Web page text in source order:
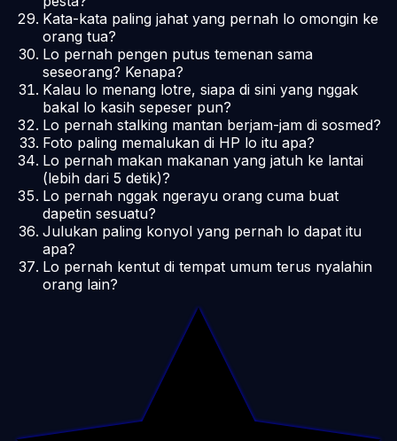
Kata-kata paling jahat yang pernah lo omongin ke
orang tua?
Lo pernah pengen putus temenan sama
seseorang? Kenapa?
Kalau lo menang lotre, siapa di sini yang nggak
bakal lo kasih sepeser pun?
Lo pernah stalking mantan berjam-jam di sosmed?
Foto paling memalukan di HP lo itu apa?
Lo pernah makan makanan yang jatuh ke lantai
(lebih dari 5 detik)?
Lo pernah nggak ngerayu orang cuma buat
dapetin sesuatu?
Julukan paling konyol yang pernah lo dapat itu
apa?
Lo pernah kentut di tempat umum terus nyalahin
orang lain?